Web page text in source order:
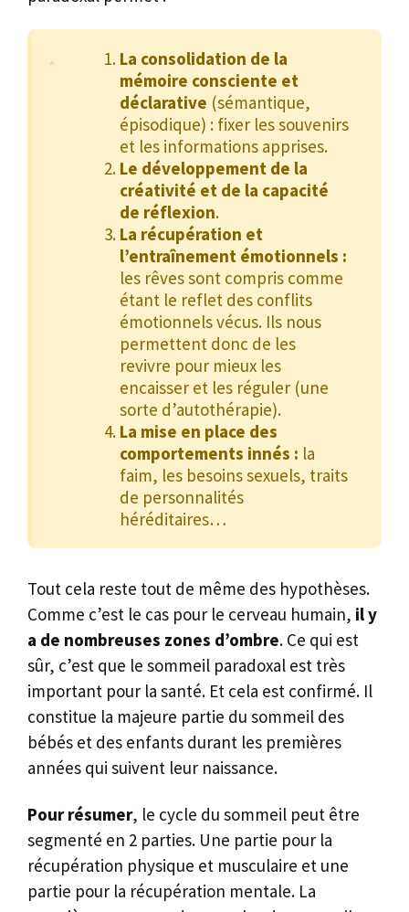
La consolidation de la
mémoire consciente et
déclarative (sémantique,
épisodique) : fixer les souvenirs
et les informations apprises.
Le développement de la
créativité et de la capacité
de réflexion.
La récupération et
l’entraînement émotionnels :
les rêves sont compris comme
étant le reflet des conflits
émotionnels vécus. Ils nous
permettent donc de les
revivre pour mieux les
encaisser et les réguler (une
sorte d’autothérapie).
La mise en place des
comportements innés : la
faim, les besoins sexuels, traits
de personnalités
héréditaires…
Tout cela reste tout de même des hypothèses.
Comme c’est le cas pour le cerveau humain, il y
a de nombreuses zones d’ombre. Ce qui est
sûr, c’est que le sommeil paradoxal est très
important pour la santé. Et cela est confirmé. Il
constitue la majeure partie du sommeil des
bébés et des enfants durant les premières
années qui suivent leur naissance.
Pour résumer, le cycle du sommeil peut être
segmenté en 2 parties. Une partie pour la
récupération physique et musculaire et une
partie pour la récupération mentale. La